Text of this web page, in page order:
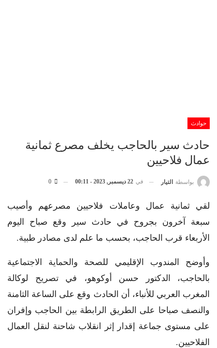
حوادث
حادث سير بالحاجب يخلف مصرع ثمانية
عمال فلاحيين
بواسطة التيار في 22 ديسمبر, 2023 - 00:11
لقي ثمانية عمال وعاملات فلاحيين مصرعهم وأصيب
سبعة آخرون بجروح في حادث سير وقع صباح اليوم
الأربعاء قرب الحاجب، بحسب ما علم لدى مصادر طبية.
وأوضح المندوب الإقليمي للصحة والحماية الاجتماعية
بالحاجب، الدكتور حسن أوكوهو، في تصريح لوكالة
المغرب العربي للأنباء، أن الحادث وقع على الساعة الثامنة
والنصف صباحا على الطريق الرابطة بين الحاجب وإفران
على مستوى جماعة إقدار إثر انقلاب شاحنة لنقل العمال
الفلاحيين.